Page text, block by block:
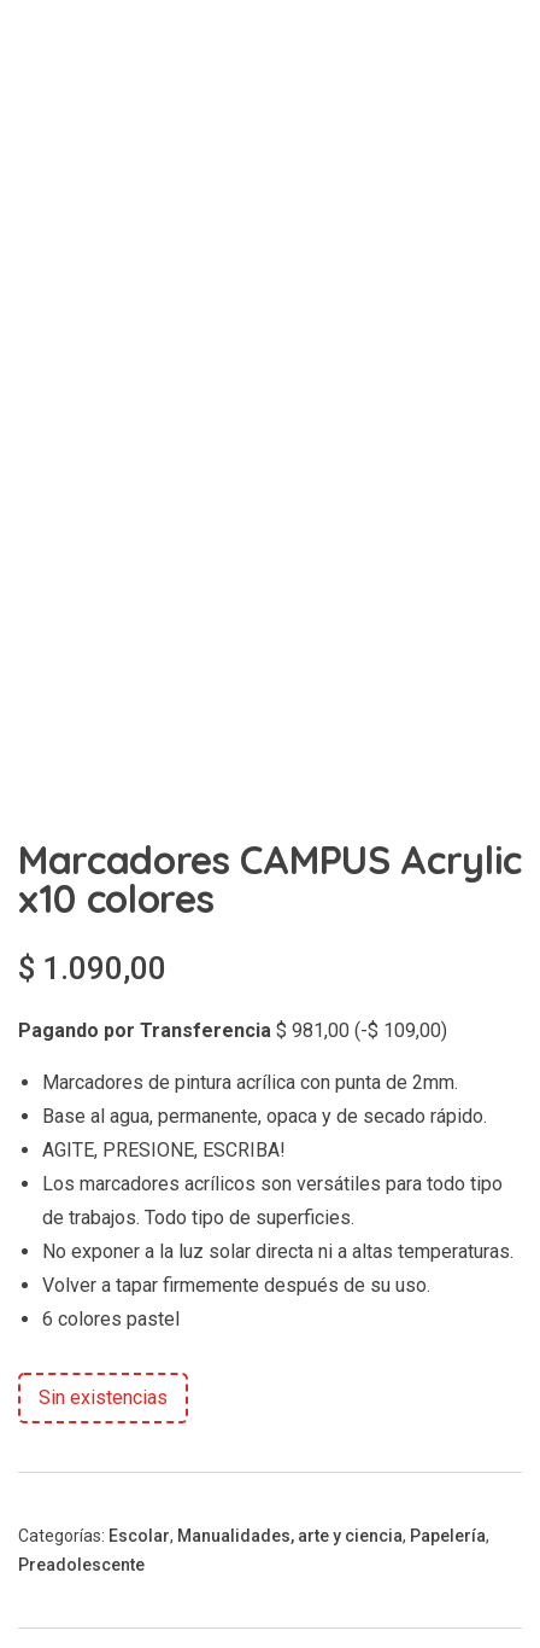
Marcadores CAMPUS Acrylic
x10 colores
$ 1.090,00
Pagando por Transferencia $ 981,00 (-$ 109,00)
Marcadores de pintura acrílica con punta de 2mm.
Base al agua, permanente, opaca y de secado rápido.
AGITE, PRESIONE, ESCRIBA!
Los marcadores acrílicos son versátiles para todo tipo
de trabajos. Todo tipo de superficies.
No exponer a la luz solar directa ni a altas temperaturas.
Volver a tapar firmemente después de su uso.
6 colores pastel
Sin existencias
Categorías: Escolar, Manualidades, arte y ciencia, Papelería,
Preadolescente